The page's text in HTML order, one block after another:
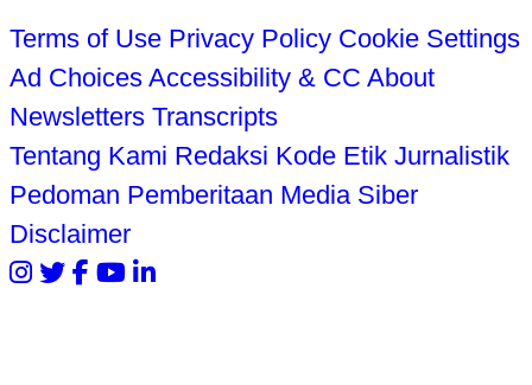
Terms of Use Privacy Policy Cookie Settings
Ad Choices Accessibility & CC About
Newsletters Transcripts
Tentang Kami Redaksi Kode Etik Jurnalistik
Pedoman Pemberitaan Media Siber
Disclaimer